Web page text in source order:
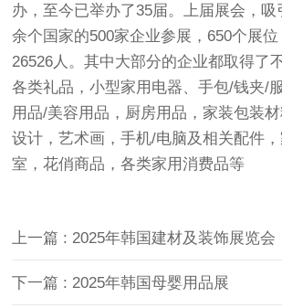
办，至今已举办了35届。上届展会，吸
余个国家的500家企业参展，650个展位
26526人。其中大部分的企业都取得了
各类礼品，小型家用电器、手包/钱夹/
用品/美容用品，厨房用品，家装包装
设计，艺术画，手机/电脑及相关配件
室，花俏商品，各类家用消费品等
上一篇 : 2025年韩国建材及装饰展览会
下一篇 : 2025年韩国母婴用品展